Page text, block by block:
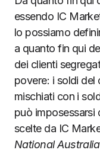
essendo IC
lo possiamo
a quanto fin qui
dei clienti
povere: i soldi del
mischiati con i
può imposessarsi
scelte da IC
National